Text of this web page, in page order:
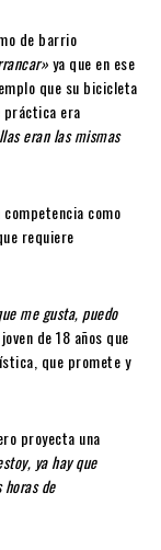
de barrio
ya que en ese
que su bicicleta
práctica era
eran las mismas
como
requiere
me gusta, puedo
de 18 años que
que promete y
proyecta una
ya hay que
de